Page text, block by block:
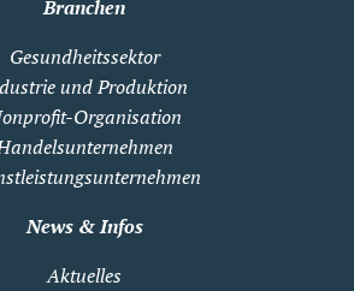
Branchen
Gesundheitssektor
und Produktion
Organisation
News & Infos
Aktuelles